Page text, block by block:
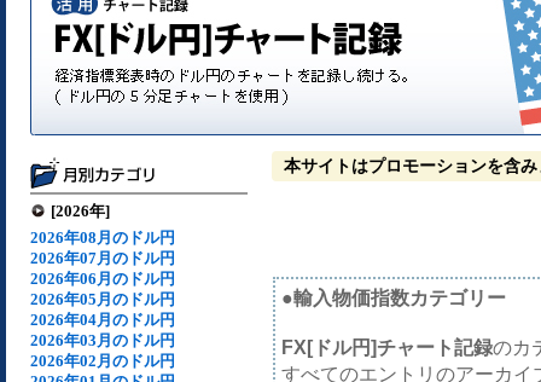
[2026年]
2026年08月のドル円
2026年07月のドル円
2026年06月のドル円
2026年05月のドル円
2026年04月のドル円
2026年03月のドル円
2026年02月のドル円
本サイトはプロモーションを含み
●輸入物価指数カテゴリー
FX[ドル円]チャート記録のカ
すべてのエントリのアーカ